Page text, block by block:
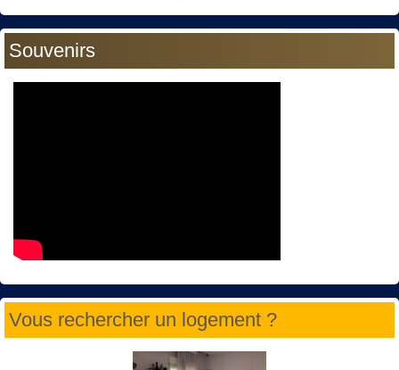
Souvenirs
Vous rechercher un logement ?